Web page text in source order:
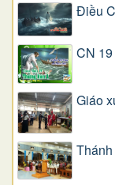
Điều
CN
Giáo